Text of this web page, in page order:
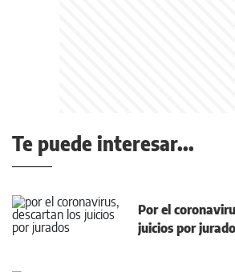
Te puede interesar...
Por el
juicios por